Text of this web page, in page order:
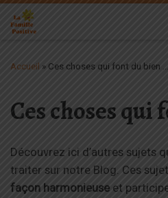
Passer au contenu
Accueil » Ces choses qui font du bien …
Ces choses
Découvrez ici d’autres sujets
traiter sur notre Blog. Ces
façon harmonieuse et